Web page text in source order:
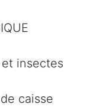
insectes
caisse